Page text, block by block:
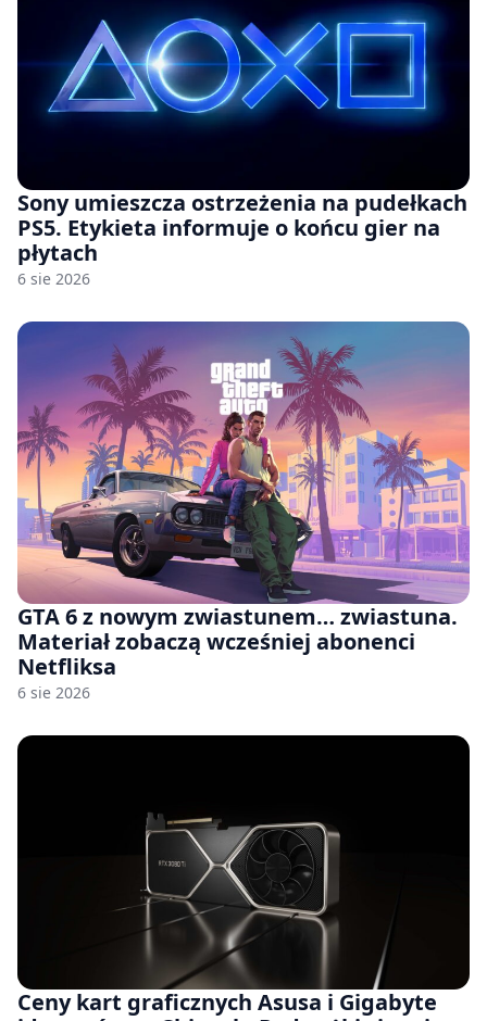
Sony umieszcza ostrzeżenia na pudełkach
PS5. Etykieta informuje o końcu gier na
płytach
6 sie 2026
GTA 6 z nowym zwiastunem… zwiastuna.
Materiał zobaczą wcześniej abonenci
Netfliksa
6 sie 2026
Ceny kart graficznych Asusa i Gigabyte